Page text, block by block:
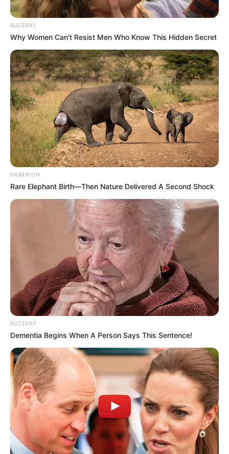
BUZZDAY
Why Women Can't Resist Men Who Know This Hidden Secret
HABERION
Rare Elephant Birth—Then Nature Delivered A Second Shock
BUZZDAY
Dementia Begins When A Person Says This Sentence!